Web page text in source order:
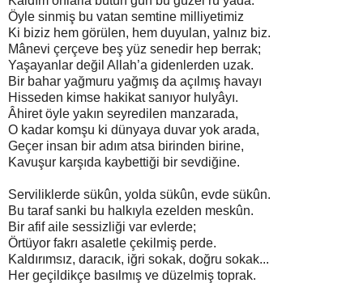
Öyle sinmiş bu vatan semtine milliyetimiz
Ki biziz hem görülen, hem duyulan, yalnız biz.
Mânevi çerçeve beş yüz senedir hep berrak;
Yaşayanlar değil Allah’a gidenlerden uzak.
Bir bahar yağmuru yağmış da açılmış havayı
Hisseden kimse hakikat sanıyor hulyâyı.
Âhiret öyle yakın seyredilen manzarada,
O kadar komşu ki dünyaya duvar yok arada,
Geçer insan bir adım atsa birinden birine,
Kavuşur karşıda kaybettiği bir sevdiğine.
Serviliklerde sükûn, yolda sükûn, evde sükûn.
Bu taraf sanki bu halkıyla ezelden meskûn.
Bir afif aile sessizliği var evlerde;
Örtüyor fakrı asaletle çekilmiş perde.
Kaldırımsız, daracık, iğri sokak, doğru sokak...
Her geçildikçe basılmış ve düzelmiş toprak.